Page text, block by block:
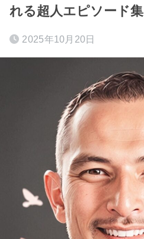
れる超人エピソード集
2025年10月20日